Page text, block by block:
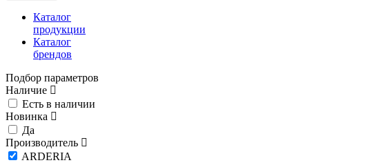
Каталог
продукции
Каталог
брендов
Подбор параметров
Наличие
Есть в наличии
Новинка
Да
Производитель
ARDERIA